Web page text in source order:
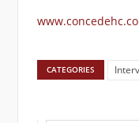
CATEGORIES